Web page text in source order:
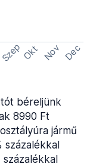
Szep Okt Nov Dec
béreljünk
8990 Ft
jármű